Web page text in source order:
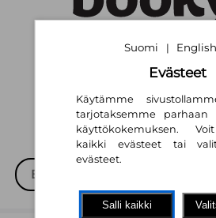
Suomi | English |
Suomi | English
Evästeet
Käytämme
tarjotaksemme parhaan
käyttökokemuksen.
kaikki evästeet tai
evästeet.
Salli kaikki